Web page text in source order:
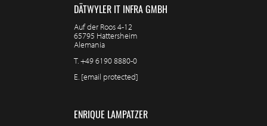
DÄTWYLER IT INFRA GMBH
Auf der Roos 4-12
65795 Hattersheim
Alemania
T.+49 6190 8880-0
E. [email protected]
ENRIQUE LAMPATZER